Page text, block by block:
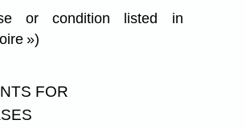
or condition listed in
»)
FOR